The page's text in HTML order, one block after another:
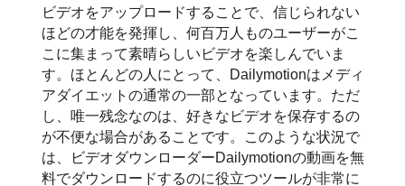
اُردُو
తెలుగు
हिंदी
Malaysia
Việt Nam
ビデオをアップロードすることで、信じられない
ほどの才能を発揮し、何百万人ものユーザーがこ
こに集まって素晴らしいビデオを楽しんでいま
す。ほとんどの人にとって、Dailymotionはメディ
アダイエットの通常の一部となっています。ただ
し、唯一残念なのは、好きなビデオを保存するの
が不便な場合があることです。このような状況で
は、ビデオダウンローダーDailymotionの動画を無
料でダウンロードするのに役立つツールが非常に